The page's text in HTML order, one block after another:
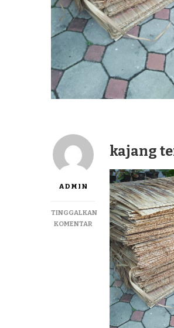
ADMIN
TINGGALKAN
KOMENTARPADA
KAJANG
TERMURAH
PURWAKARTA
kajang